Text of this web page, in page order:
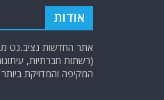
אודות
אתר החדשות נציב.נט
(רשתות חברתיות,
המקיפה והמדויקת